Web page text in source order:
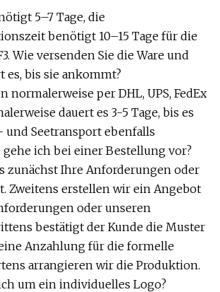
5–7 Tage, die
benötigt 10–15 Tage für die
Wie versenden Sie die Ware und
es, bis sie ankommt?
normalerweise per DHL, UPS, FedEx
dauert es 3-5 Tage, bis es
und Seetransport ebenfalls
gehe ich bei einer Bestellung vor?
zunächst Ihre Anforderungen oder
Zweitens erstellen wir ein Angebot
oder unseren
bestätigt der Kunde die Muster
Anzahlung für die formelle
arrangieren wir die Produktion.
um ein individuelles Logo?